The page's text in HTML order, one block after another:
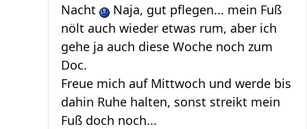
Nacht
Naja, gut pflegen... mein Fuß
nölt auch wieder etwas rum, aber ich
gehe ja auch diese Woche noch zum
Doc.
Freue mich auf Mittwoch und werde bis
dahin Ruhe halten, sonst streikt mein
Fuß doch noch...